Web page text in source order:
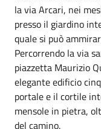
la via Arcari, nei
presso il giardino
quale si può
Percorrendo la via
piazzetta Maurizio
elegante edificio
portale e il cortile
mensole in pietra,
del camino.